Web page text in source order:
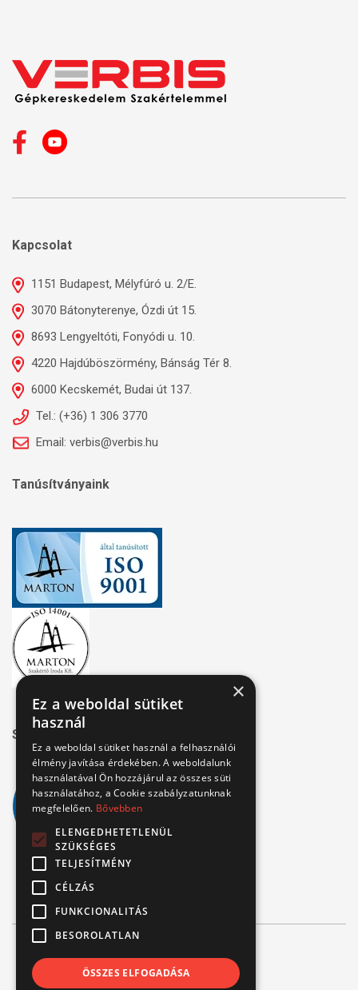
Kapcsolat
1151 Budapest, Mélyfúró u. 2/E.
3070 Bátonyterenye, Ózdi út 15.
8693 Lengyeltóti, Fonyódi u. 10.
4220 Hajdúböszörmény, Bánság Tér 8.
6000 Kecskemét, Budai út 137.
Tel.: (+36) 1 306 3770
Email: verbis@verbis.hu
Tanúsítványaink
Széchenyi 2020
© Verbis Kft 2026
×
Ez a weboldal sütiket
használ
Ez a weboldal sütiket használ a felhasználói
élmény javítása érdekében. A weboldalunk
használatával Ön hozzájárul az összes süti
használatához, a Cookie szabályzatunknak
megfelelően. Bővebben
ELENGEDHETETLENÜL
SZÜKSÉGES
TELJESÍTMÉNY
CÉLZÁS
FUNKCIONALITÁS
BESOROLATLAN
ÖSSZES ELFOGADÁSA